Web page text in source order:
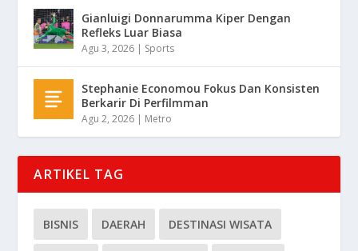
Gianluigi Donnarumma Kiper Dengan
Refleks Luar Biasa
Agu 3, 2026 | Sports
Stephanie Economou Fokus Dan Konsisten
Berkarir Di Perfilmman
Agu 2, 2026 | Metro
ARTIKEL TAG
BISNIS DAERAH DESTINASI WISATA